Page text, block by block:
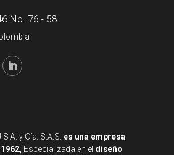
No. 76 - 58
y Cía. S.A.S. es una empresa
Especializada en el diseño